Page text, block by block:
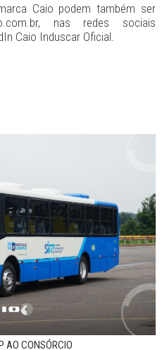
Caio podem também ser
nas redes sociais
Caio Induscar Oficial.
AO CONSÓRCIO